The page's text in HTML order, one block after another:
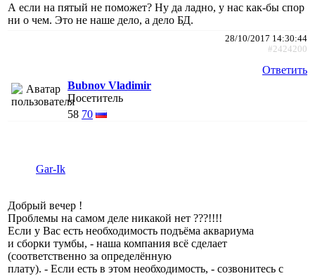
А если на пятый не поможет? Ну да ладно, у нас как-бы спор
ни о чем. Это не наше дело, а дело БД.
28/10/2017 14:30:44
#2424200
Ответить
Bubnov Vladimir
Посетитель
58 70
Gar-Ik
Добрый вечер !
Проблемы на самом деле никакой нет ???!!!!
Если у Вас есть необходимость подъёма аквариума
и сборки тумбы, - наша компания всё сделает
(соответственно за определённую
плату). - Если есть в этом необходимость, - созвонитесь с